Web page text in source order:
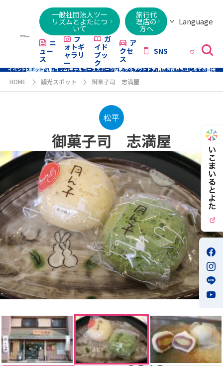
一般社団法人ツー
リズムとよたにつ
いて
旅行代
理店の
方へ
Language
Việt
ニ
ュー
ス
フ
ォトギ
ャラリ
ー
ガ
イド
ブッ
ク
ア
クセ
ス
SNS
イベントスポット特集/コラム/モデルコーススポーツ歴史/文化アウトドア/自然お役立ちはじめての豊田
HOME 観光スポット 御菓子司 志満屋
松平
御菓子司 志満屋